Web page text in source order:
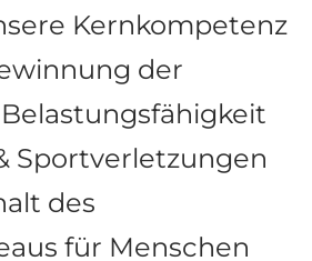
Kernkompetenz
der
Sportverletzungen
des
für Menschen